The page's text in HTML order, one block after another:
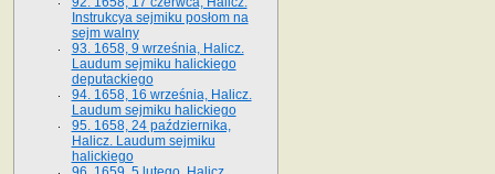
Instrukcya sejmiku posłom na
sejm walny
93. 1658, 9 września, Halicz.
Laudum sejmiku halickiego
deputackiego
94. 1658, 16 września, Halicz.
Laudum sejmiku halickiego
95. 1658, 24 października,
Halicz. Laudum sejmiku
halickiego